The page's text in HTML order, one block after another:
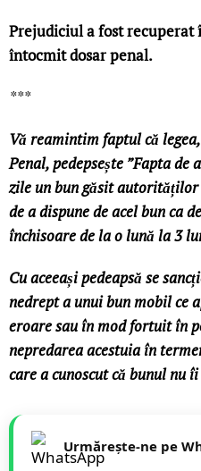
Prejudiciul a fost recuperat
întocmit dosar penal.
***
Vă reamintim faptul că
Penal, pedepsește ”Fapta de
zile un bun găsit
de a dispune de acel bun ca
închisoare de la o lună la 3
Cu aceeași pedeapsă se
nedrept a unui bun mobil ce
eroare sau în mod fortuit în
nepredarea acestuia în
care a cunoscut că bunul nu
Urmărește-ne pe